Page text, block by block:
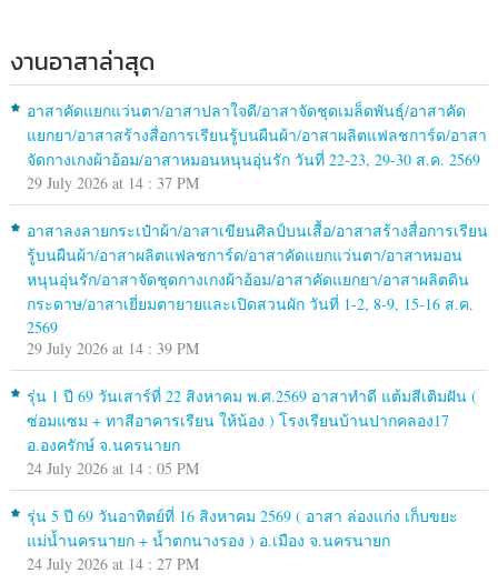
งานอาสาล่าสุด
อาสาคัดแยกแว่นตา/อาสาปลาใจดี/อาสาจัดชุดเมล็ดพันธุ์/อาสาคัด
แยกยา/อาสาสร้างสื่อการเรียนรู้บนผืนผ้า/อาสาผลิตแฟลชการ์ด/อาสา
จัดกางเกงผ้าอ้อม/อาสาหมอนหนุนอุ่นรัก วันที่ 22-23, 29-30 ส.ค. 2569
29 July 2026 at 14 : 37 PM
อาสาลงลายกระเป๋าผ้า/อาสาเขียนศิลป์บนเสื้อ/อาสาสร้างสื่อการเรียน
รู้บนผืนผ้า/อาสาผลิตแฟลชการ์ด/อาสาคัดแยกแว่นตา/อาสาหมอน
หนุนอุ่นรัก/อาสาจัดชุดกางเกงผ้าอ้อม/อาสาคัดแยกยา/อาสาผลิตดิน
กระดาษ/อาสาเยี่ยมตายายและเปิดสวนผัก วันที่ 1-2, 8-9, 15-16 ส.ค.
2569
29 July 2026 at 14 : 39 PM
รุ่น 1 ปี 69 วันเสาร์ที่ 22 สิงหาคม พ.ศ.2569 อาสาทำดี แต้มสีเติมฝัน (
ซ่อมแซม + ทาสีอาคารเรียน ให้น้อง ) โรงเรียนบ้านปากคลอง17
อ.องครักษ์ จ.นครนายก
24 July 2026 at 14 : 05 PM
รุ่น 5 ปี 69 วันอาทิตย์ที่ 16 สิงหาคม 2569 ( อาสา ล่องแก่ง เก็บขยะ
แม่น้ำนครนายก + น้ำตกนางรอง ) อ.เมือง จ.นครนายก
24 July 2026 at 14 : 27 PM